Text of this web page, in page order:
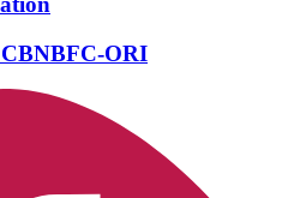
ORI